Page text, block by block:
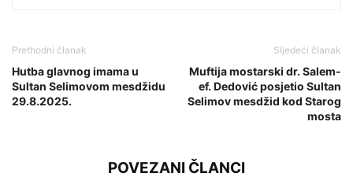
Prethodni članak
Hutba glavnog imama u
Sultan Selimovom mesdžidu
29.8.2025.
Sljedeći članak
Muftija mostarski dr. Salem-
ef. Dedović posjetio Sultan
Selimov mesdžid kod Starog
mosta
POVEZANI ČLANCI